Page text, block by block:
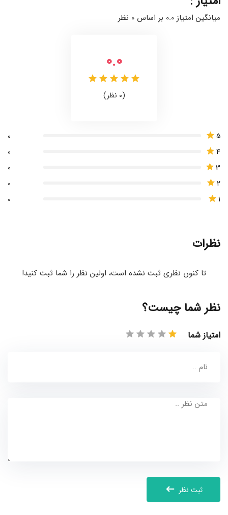
میانگین امتیاز 0.0 بر اساس 0 نظر
0.0
(0 نظر)
5
0
4
0
3
0
2
0
1
0
نظرات
تا کنون نظری ثبت نشده است، اولین نظر را شما ثبت کنید!
نظر شما چیست؟
امتیاز شما
ثبت نظر